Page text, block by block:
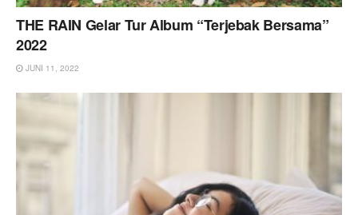
THE RAIN Gelar Tur Album “Terjebak Bersama”
2022
JUNI 11, 2022